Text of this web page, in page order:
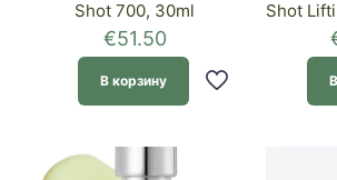
Shot 700, 30ml
€51.50
В корзину
Shot